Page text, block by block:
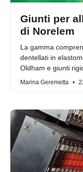
Giunti per
di Norelem
La gamma
dentellati in
Oldham e giunti
Marina Geremetta